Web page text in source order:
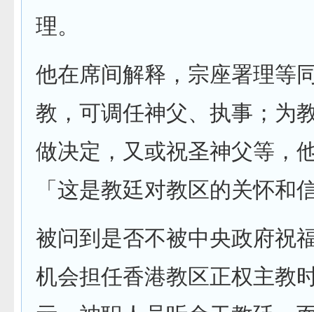
理。
他在席间解释，宗座署理等
教，可调任神父、执事；为
做决定，又或祝圣神父等，
「这是教廷对教区的关怀和
被问到是否不被中央政府祝
机会担任香港教区正权主教